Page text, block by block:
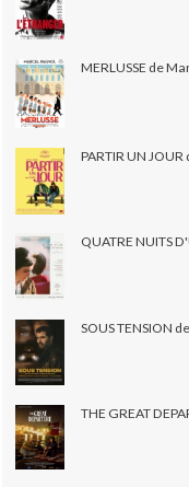
MERLUSSE de
PARTIR UN
QUATRE NUITS
SOUS TENSION
THE GREAT